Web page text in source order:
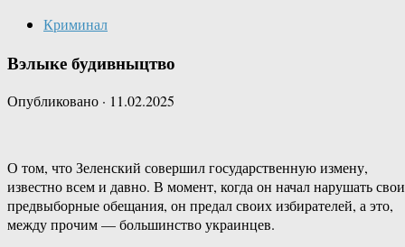
Криминал
Вэлыке будивныцтво
Опубликовано · 11.02.2025
О том, что Зеленский совершил государственную измену,
известно всем и давно. В момент, когда он начал нарушать свои
предвыборные обещания, он предал своих избирателей, а это,
между прочим — большинство украинцев.